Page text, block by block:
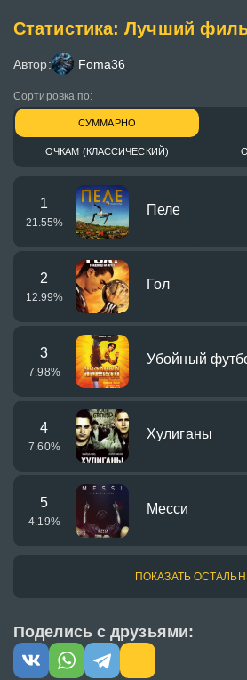
Статистика: Лучший
Автор: Foma36
Сортировка по:
СУММАРНО
ОЧКАМ (КЛАССИЧЕСКИЙ)
1
21.55%
Пеле
2
12.99%
Гол
3
7.98%
Убойный
4
7.60%
Хулиганы
5
4.19%
Месси
ПОКАЗАТЬ
Поделись с друзьями: